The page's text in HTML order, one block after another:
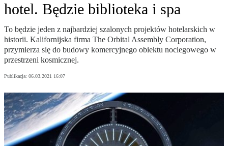
hotel. Będzie biblioteka i spa
To będzie jeden z najbardziej szalonych projektów hotelarskich w
historii. Kalifornijska firma The Orbital Assembly Corporation,
przymierza się do budowy komercyjnego obiektu noclegowego w
przestrzeni kosmicznej.
Publikacja: 06.03.2021 16:07